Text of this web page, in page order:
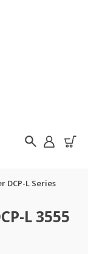
DCP-L Series
L 3555